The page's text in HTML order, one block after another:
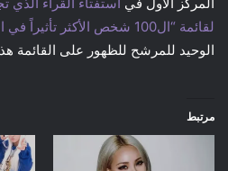
لقائمة “ال100 شخص الأكثر تأثيراً في العالم”
الوحيد للمرشح للظهور على القائمة
مرتبط